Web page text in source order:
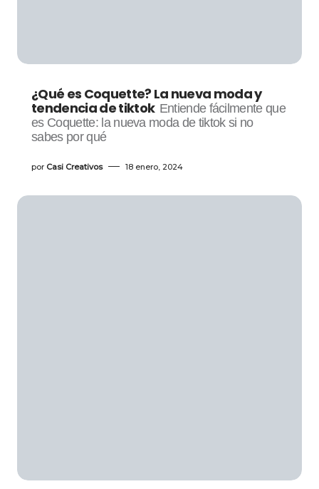
¿Qué es Coquette? La nueva moda y
tendencia de tiktok Entiende fácilmente que
es Coquette: la nueva moda de tiktok si no
sabes por qué
por Casi Creativos 18 enero, 2024